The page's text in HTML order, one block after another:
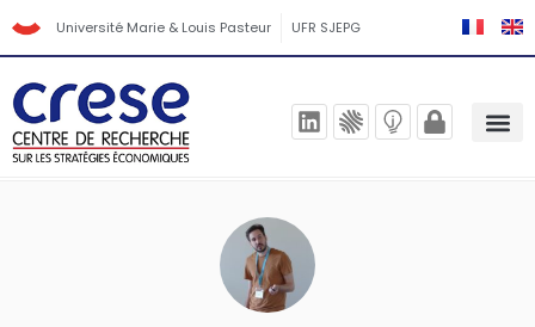
Université Marie & Louis Pasteur UFR SJEPG